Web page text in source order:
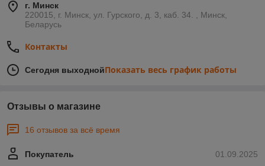
г. Минск
220015, г. Минск, ул. Гурского, д. 3, каб. 34. , Минск,
Беларусь
Контакты
Сегодня выходнойПоказать весь график работы
Отзывы о магазине
16 отзывов за всё время
01.09.2025
Покупатель